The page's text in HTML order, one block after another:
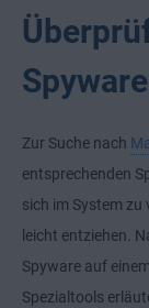
Spyware
Zur Suche nach
entsprechenden
sich im System zu
leicht entziehen.
Spyware auf
Spezialtools